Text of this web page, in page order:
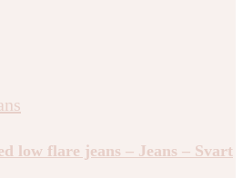
low flare jeans – Jeans – Svart